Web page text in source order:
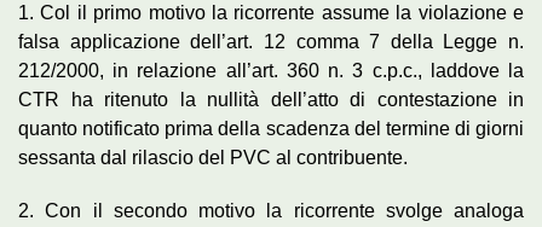
1. Col il primo motivo la ricorrente assume la violazione e
falsa applicazione dell’art. 12 comma 7 della Legge n.
212/2000, in relazione all’art. 360 n. 3 c.p.c., laddove la
CTR ha ritenuto la nullità dell’atto di contestazione in
quanto notificato prima della scadenza del termine di giorni
sessanta dal rilascio del PVC al contribuente.
2. Con il secondo motivo la ricorrente svolge analoga